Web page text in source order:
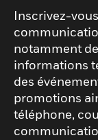
Inscrivez-
notamment
informations
des
promotions
téléphone,